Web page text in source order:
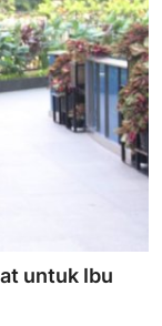
untuk Ibu